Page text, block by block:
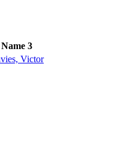
Name 3
Victor